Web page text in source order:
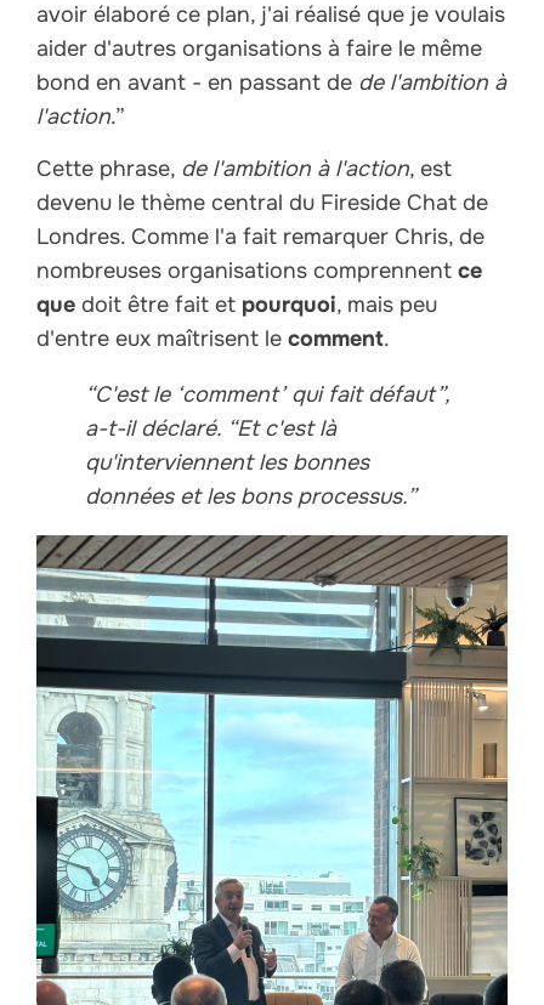
avoir élaboré ce plan, j'ai réalisé que je voulais
aider d'autres organisations à faire le même
bond en avant - en passant de de l'ambition à
l'action.”
Cette phrase, de l'ambition à l'action, est
devenu le thème central du Fireside Chat de
Londres. Comme l'a fait remarquer Chris, de
nombreuses organisations comprennent ce
que doit être fait et pourquoi, mais peu
d'entre eux maîtrisent le comment.
“C'est le ‘comment’ qui fait défaut”,
a-t-il déclaré. “Et c'est là
qu'interviennent les bonnes
données et les bons processus.”